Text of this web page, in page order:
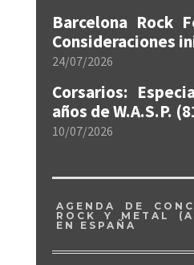
Barcelona Rock
Consideraciones
24/07/2026
Corsarios:
años de W.A.S.P.
10/07/2026
AGENDA DE
ROCK Y METAL
EN ESPAÑA